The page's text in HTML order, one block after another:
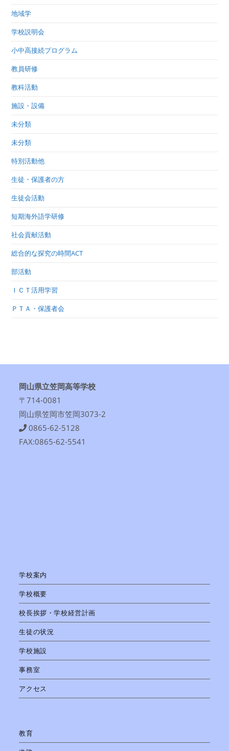
地域学
学校説明会
小中高接続プログラム
教員研修
教科活動
施設・設備
未分類
未分類
特別活動他
生徒・保護者の方
生徒会活動
短期海外語学研修
社会貢献活動
総合的な探究の時間ACT
部活動
ＩＣＴ活用学習
ＰＴＡ・保護者会
岡山県立笠岡高等学校
〒714-0081
岡山県笠岡市笠岡3073-2
0865-62-5128
FAX:0865-62-5541
学校案内
学校概要
校長挨拶・学校経営計画
生徒の状況
学校施設
事務室
アクセス
教育